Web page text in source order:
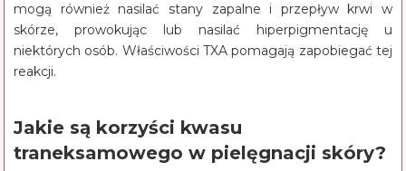
mogą również nasilać stany zapalne i przepływ krwi w
skórze, prowokując lub nasilać hiperpigmentację u
niektórych osób. Właściwości TXA pomagają zapobiegać tej
reakcji.
Jakie są korzyści kwasu
traneksamowego w pielęgnacji skóry?